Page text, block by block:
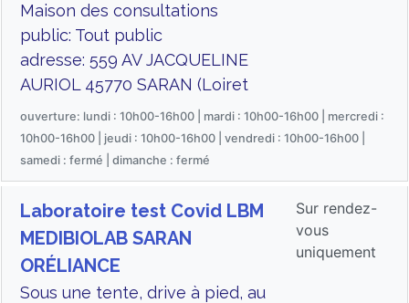
Maison des consultations
public: Tout public
adresse: 559 AV JACQUELINE
AURIOL 45770 SARAN (Loiret
ouverture: lundi : 10h00-16h00 | mardi : 10h00-16h00 | mercredi :
10h00-16h00 | jeudi : 10h00-16h00 | vendredi : 10h00-16h00 |
samedi : fermé | dimanche : fermé
Laboratoire test Covid LBM
MEDIBIOLAB SARAN
ORÉLIANCE
Sous une tente, drive à pied, au
Sur rendez-
vous
uniquement